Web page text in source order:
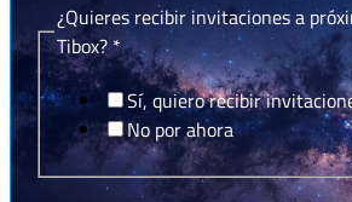
¿Quieres recibir invitaciones a
Tibox?*
Sí, quiero recibir
No por ahora